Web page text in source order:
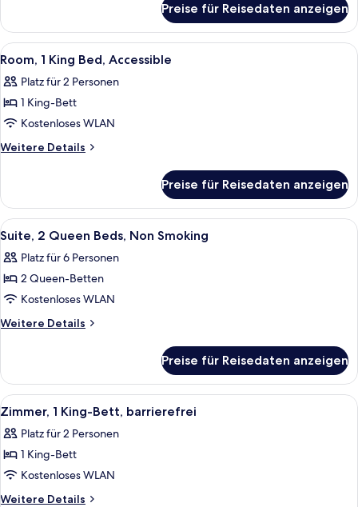
anzeigen
2
Queen
Beds,
Preise für Reisedaten anzeigen
Alle
Fotos
für
Room,
1
King
anzeigen
Ein Hotelzimmer mit einem großen
5
Room, 1 King Bed, Accessible
Platz für 2 Personen
1 King-Bett
Kostenloses WLAN
Weitere Details
Weitere
1
King
Bed,
Preise für Reisedaten anzeigen
Alle
Fotos
für
Suite,
2
Queen
Smoking
anzeigen
Schreibtisch, schallisolierte Zimmer,
4
Suite, 2 Queen Beds, Non Smoking
Platz für 6 Personen
2 Queen-Betten
Kostenloses WLAN
Weitere Details
Weitere
2
Queen
Beds,
Smoking
Preise für Reisedaten anzeigen
Alle
Fotos
für
Zimmer,
1 King-
Bett,
Ein Hotelzimmer mit einem großen
5
Zimmer, 1 King-Bett, barrierefrei
Platz für 2 Personen
1 King-Bett
Kostenloses WLAN
Weitere Details
Weitere